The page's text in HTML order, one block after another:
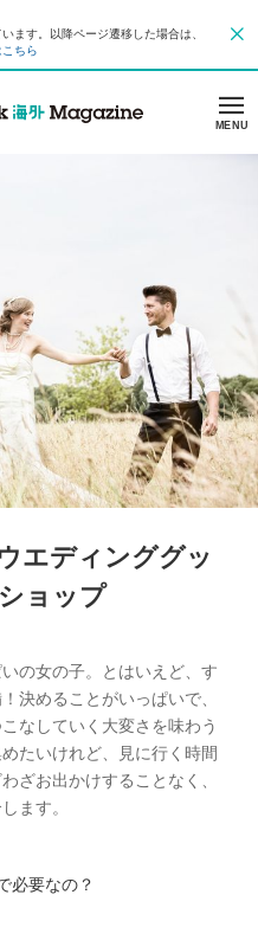
ます。以降ページ遷移した場合は、
ちら
MENU
エディンググッ
ョップ
の女の子。とはいえど、す
決めることがいっぱいで、
なしていく大変さを味わう
たいけれど、見に行く時間
ざお出かけすることなく、
ます。
必要なの？